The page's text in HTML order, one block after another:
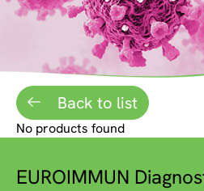
Back to list
No products found
EUROIMMUN